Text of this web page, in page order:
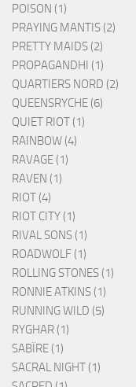
POISON (1)
PRAYING MANTIS (2)
PRETTY MAIDS (2)
PROPAGANDHI (1)
QUARTIERS NORD (2)
QUEENSRYCHE (6)
QUIET RIOT (1)
RAINBOW (4)
RAVAGE (1)
RAVEN (1)
RIOT (4)
RIOT CITY (1)
RIVAL SONS (1)
ROADWOLF (1)
ROLLING STONES (1)
RONNIE ATKINS (1)
RUNNING WILD (5)
RYGHAR (1)
SABÏRE (1)
SACRAL NIGHT (1)